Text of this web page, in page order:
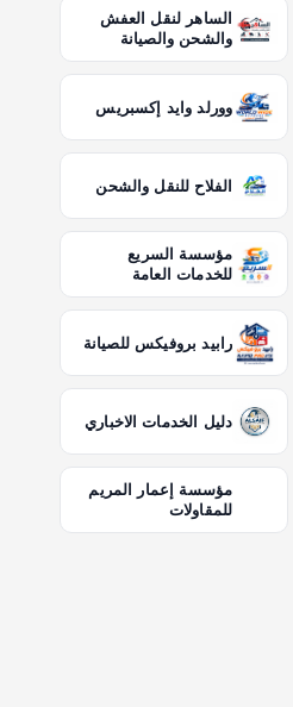
الساهر لنقل العفش
والشحن والصيانة
وورلد وايد إكسبريس
الفلاح للنقل والشحن
مؤسسة السريع
للخدمات العامة
رابيد بروفيكس للصيانة
دليل الخدمات الاخباري
مؤسسة إعمار المريم
للمقاولات